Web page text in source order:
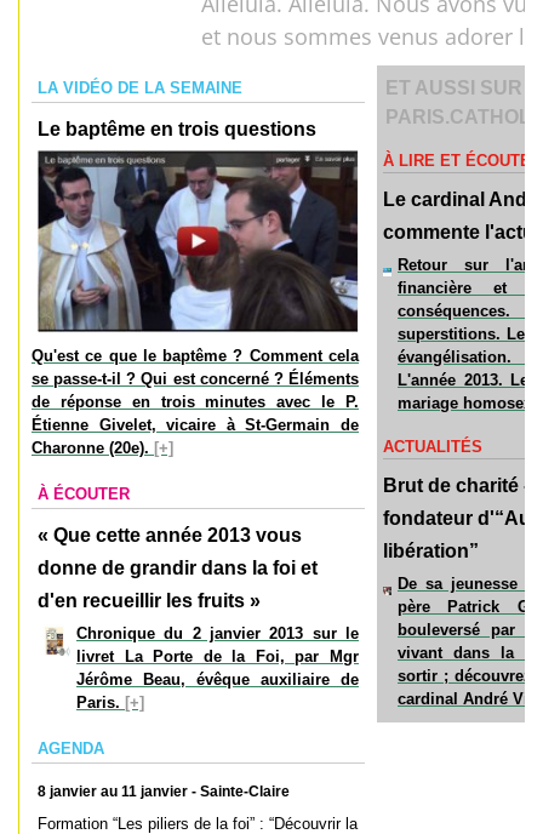
et nous sommes venus adorer
LA VIDÉO DE LA SEMAINE
Le baptême en trois questions
Qu'est ce que le baptême ? Comment cela
se passe-t-il ? Qui est concerné ? Éléments
de réponse en trois minutes avec le P.
Étienne Givelet, vicaire à St-Germain de
Charonne (20e). [+]
À ÉCOUTER
« Que cette année 2013 vous
donne de grandir dans la foi et
d'en recueillir les fruits »
Chronique du 2 janvier 2013 sur le
livret La Porte de la Foi, par Mgr
Jérôme Beau, évêque auxiliaire de
Paris. [+]
AGENDA
8 janvier au 11 janvier - Sainte-Claire
Formation “Les piliers de la foi” : “Découvrir la
ET AUSSI SUR
À LIRE ET ÉCOUTER
Le cardinal
commente
Retour sur
financière et
conséquences.
superstitions. Le
L'année 2013.
mariage
ACTUALITÉS
Brut de charité -
fondateur
libération”
De sa jeunesse
père Patrick
bouleversé par
vivant dans la
sortir ; découvrez
cardinal André